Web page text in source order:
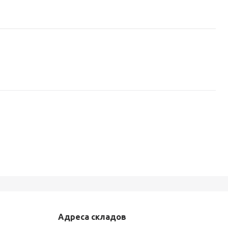
Адреса складов